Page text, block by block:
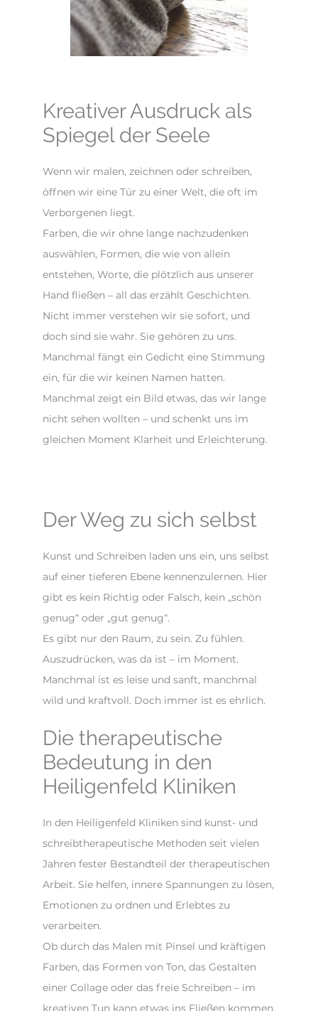
Kreativer Ausdruck als
Spiegel der Seele
Wenn wir malen, zeichnen oder schreiben,
öffnen wir eine Tür zu einer Welt, die oft im
Verborgenen liegt.
Farben, die wir ohne lange nachzudenken
auswählen, Formen, die wie von allein
entstehen, Worte, die plötzlich aus unserer
Hand fließen – all das erzählt Geschichten.
Nicht immer verstehen wir sie sofort, und
doch sind sie wahr. Sie gehören zu uns.
Manchmal fängt ein Gedicht eine Stimmung
ein, für die wir keinen Namen hatten.
Manchmal zeigt ein Bild etwas, das wir lange
nicht sehen wollten – und schenkt uns im
gleichen Moment Klarheit und Erleichterung.
Der Weg zu sich selbst
Kunst und Schreiben laden uns ein, uns selbst
auf einer tieferen Ebene kennenzulernen. Hier
gibt es kein Richtig oder Falsch, kein „schön
genug“ oder „gut genug“.
Es gibt nur den Raum, zu sein. Zu fühlen.
Auszudrücken, was da ist – im Moment.
Manchmal ist es leise und sanft, manchmal
wild und kraftvoll. Doch immer ist es ehrlich.
Die therapeutische
Bedeutung in den
Heiligenfeld Kliniken
In den Heiligenfeld Kliniken sind kunst- und
schreibtherapeutische Methoden seit vielen
Jahren fester Bestandteil der therapeutischen
Arbeit. Sie helfen, innere Spannungen zu lösen,
Emotionen zu ordnen und Erlebtes zu
verarbeiten.
Ob durch das Malen mit Pinsel und kräftigen
Farben, das Formen von Ton, das Gestalten
einer Collage oder das freie Schreiben – im
kreativen Tun kann etwas ins Fließen kommen,